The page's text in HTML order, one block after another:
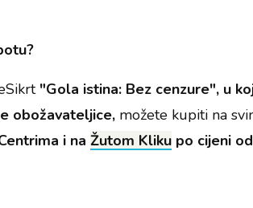
"Gola istina: Bez cenzure", u
obožavateljice, možete kupiti na
i naŽutom Kliku po cijeni